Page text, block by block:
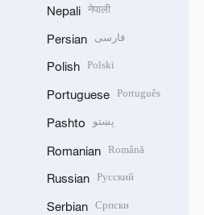
Nepali नेपाली
Persian فارسی
Polish Polski
Portuguese Português
Pashto پښتو
Romanian Română
Russian Русский
Serbian Српски